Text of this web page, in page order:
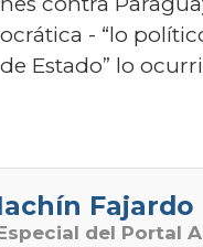
- “lo
Estado” lo
Fajardo
del Portal